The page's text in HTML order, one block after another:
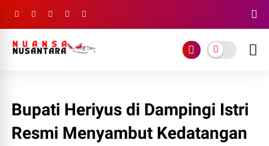
Bupati Heriyus di Dampingi Istri
Resmi Menyambut Kedatangan